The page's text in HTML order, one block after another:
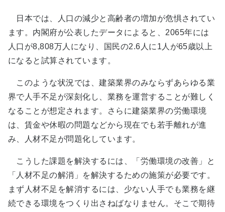
日本では、人口の減少と高齢者の増加が危惧されてい
ます。内閣府が公表したデータによると、2065年には
人口が8,808万人になり、国民の2.6人に1人が65歳以上
になると試算されています。
このような状況では、建築業界のみならずあらゆる業
界で人手不足が深刻化し、業務を運営することが難しく
なることが想定されます。さらに建築業界の労働環境
は、賃金や休暇の問題などから現在でも若手離れが進
み、人材不足が問題化しています。
こうした課題を解決するには、「労働環境の改善」と
「人材不足の解消」を解決するための施策が必要です。
まず人材不足を解消するには、少ない人手でも業務を継
続できる環境をつくり出さねばなりません。そこで期待